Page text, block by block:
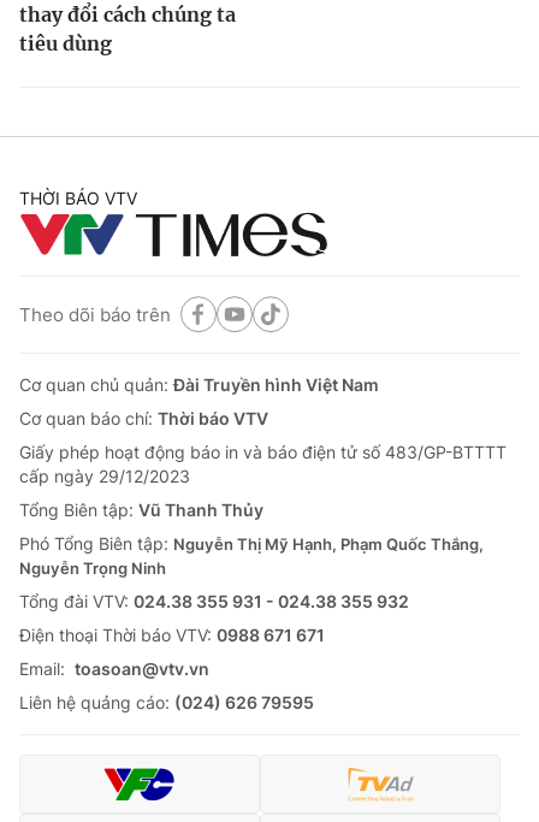
thay đổi cách chúng ta
tiêu dùng
THỜI BÁO VTV
Theo dõi báo trên
Cơ quan chủ quản:Đài Truyền hình Việt Nam
Cơ quan báo chí: Thời báo VTV
Giấy phép hoạt động báo in và báo điện tử số 483/GP-BTTTT
cấp ngày 29/12/2023
Tổng Biên tập: Vũ Thanh Thủy
Phó Tổng Biên tập: Nguyễn Thị Mỹ Hạnh, Phạm Quốc Thắng,
Nguyễn Trọng Ninh
Tổng đài VTV: 024.38 355 931 - 024.38 355 932
Ðiện thoại Thời báo VTV: 0988 671 671
Email: toasoan@vtv.vn
Liên hệ quảng cáo: (024) 626 79595